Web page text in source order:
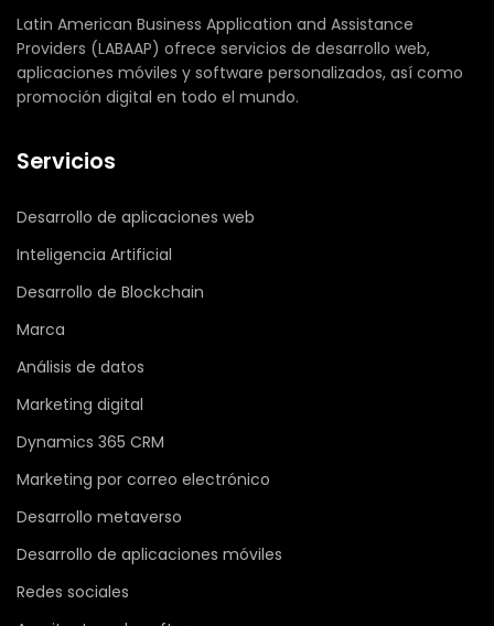
Latin American Business Application and Assistance
Providers (LABAAP) ofrece servicios de desarrollo web,
aplicaciones móviles y software personalizados, así como
promoción digital en todo el mundo.
Servicios
Desarrollo de aplicaciones web
Inteligencia Artificial
Desarrollo de Blockchain
Marca
Análisis de datos
Marketing digital
Dynamics 365 CRM
Marketing por correo electrónico
Desarrollo metaverso
Desarrollo de aplicaciones móviles
Redes sociales